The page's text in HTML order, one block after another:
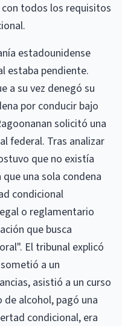
todos los requisitos
estadounidense
estaba pendiente.
a su vez denegó su
por conducir bajo
solicitó una
federal. Tras analizar
que no existía
una sola condena
condicional
o reglamentario
que busca
El tribunal explicó
a un
asistió a un curso
de alcohol, pagó una
condicional, era